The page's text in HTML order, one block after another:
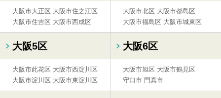
大阪市大正区 大阪市住之江区
大阪市住吉区 大阪市西成区
大阪市北区 大阪市都島区
大阪市福島区 大阪市城東区
大阪5区
大阪市此花区 大阪市西淀川区
大阪市淀川区 大阪市東淀川区
大阪6区
大阪市旭区 大阪市鶴見区
守口市 門真市